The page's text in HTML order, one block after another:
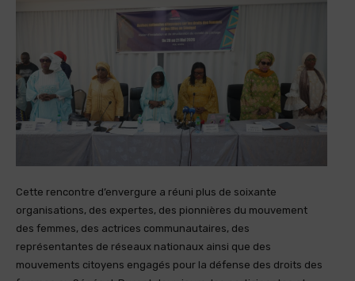
Cette rencontre d’envergure a réuni plus de soixante
organisations, des expertes, des pionnières du mouvement
des femmes, des actrices communautaires, des
représentantes de réseaux nationaux ainsi que des
mouvements citoyens engagés pour la défense des droits des